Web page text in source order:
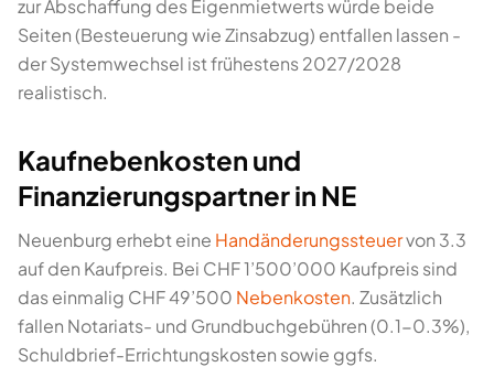
zur Abschaffung des Eigenmietwerts würde beide
Seiten (Besteuerung wie Zinsabzug) entfallen lassen -
der Systemwechsel ist frühestens 2027/2028
realistisch.
Kaufnebenkosten und
Finanzierungspartner in NE
Neuenburg erhebt eine Handänderungssteuervon 3.3
auf den Kaufpreis. Bei CHF 1’500’000 Kaufpreis sind
das einmalig CHF 49’500 Nebenkosten. Zusätzlich
fallen Notariats- und Grundbuchgebühren (0.1-0.3%),
Schuldbrief-Errichtungskosten sowie ggfs.